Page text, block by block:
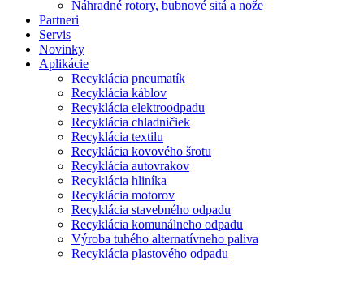
Náhradné rotory, bubnové sitá a nože
Partneri
Servis
Novinky
Aplikácie
Recyklácia pneumatík
Recyklácia káblov
Recyklácia elektroodpadu
Recyklácia chladničiek
Recyklácia textilu
Recyklácia kovového šrotu
Recyklácia autovrakov
Recyklácia hliníka
Recyklácia motorov
Recyklácia stavebného odpadu
Recyklácia komunálneho odpadu
Výroba tuhého alternatívneho paliva
Recyklácia plastového odpadu